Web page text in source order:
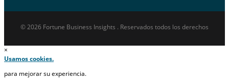
© 2026 Fortune Business Insights . Reservados todos los derechos
×
Usamos cookies.
para mejorar su experiencia.